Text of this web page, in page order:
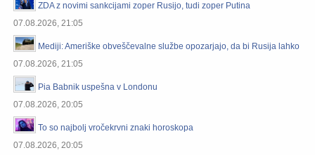
ZDA z novimi sankcijami zoper Rusijo, tudi zoper Putina
07.08.2026, 21:05
Mediji: Ameriške obveščevalne službe opozarjajo, da bi Rusija lahko že
07.08.2026, 21:05
Pia Babnik uspešna v Londonu
07.08.2026, 20:05
To so najbolj vročekrvni znaki horoskopa
07.08.2026, 20:05